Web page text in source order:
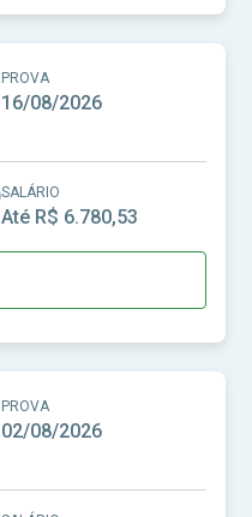
PROVA
16/08/2026
SALÁRIO
Até R$ 6.780,53
PROVA
02/08/2026